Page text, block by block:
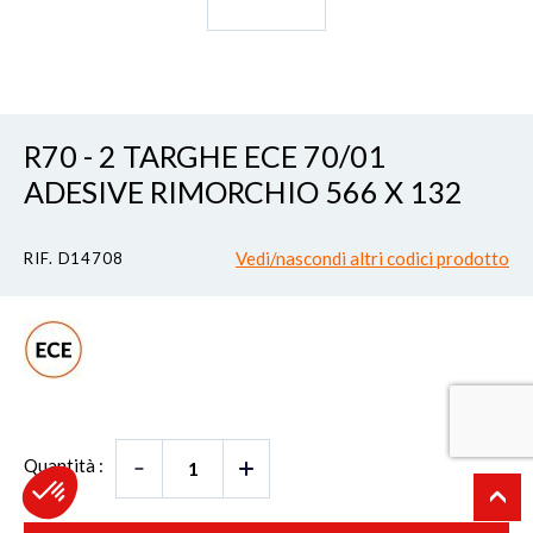
R70 - 2 TARGHE ECE 70/01
ADESIVE RIMORCHIO 566 X 132
RIF. D14708 Vedi/nascondi altri codici prodotto
Quantità :